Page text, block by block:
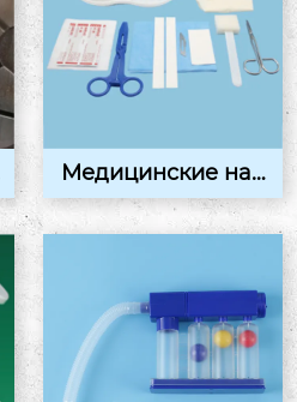
Медицинские наб
оры